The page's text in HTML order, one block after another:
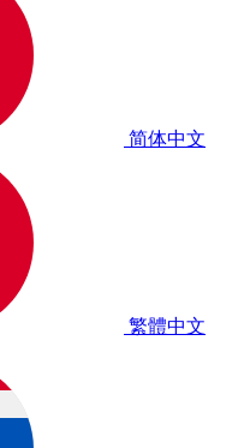
简体中文
繁體中文